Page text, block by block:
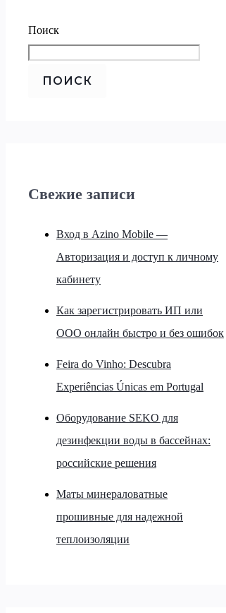
Поиск
ПОИСК
Свежие записи
Вход в Azino Mobile —
Авторизация и доступ к личному
кабинету
Как зарегистрировать ИП или
ООО онлайн быстро и без ошибок
Feira do Vinho: Descubra
Experiências Únicas em Portugal
Оборудование SEKO для
дезинфекции воды в бассейнах:
российские решения
Маты минераловатные
прошивные для надежной
теплоизоляции